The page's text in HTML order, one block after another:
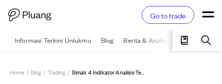
Go to trade
Informasi Terkini Untukmu Blog Berita & Analisis Pelajari
Home / Blog / Trading / Simak 4 Indikator Analisis Teknikal Dasar Bagi Pemula Berikut!